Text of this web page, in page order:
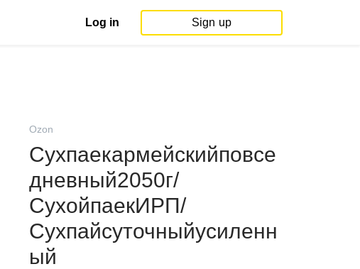
Log in Sign up
Ozon
Сухпаекармейскийповсе
дневный2050г/
СухойпаекИРП/
Сухпайсуточныйусиленн
ый